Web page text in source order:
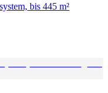
bis 445 m²